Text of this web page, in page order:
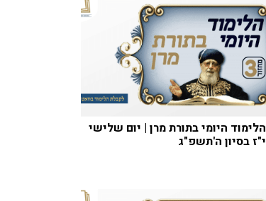
הלימוד היומי בתורת מרן | יום שלישי
י"ז בסיון ה'תשפ"ג